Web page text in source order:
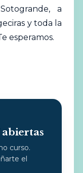
a
y toda la
esperamos.
curso.
el